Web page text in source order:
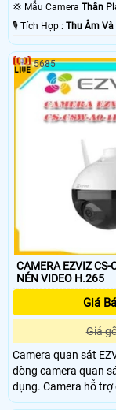
💢 Mẫu Camera Thân
️🎙 Tích Hợp : Thu Âm Và
CAMERA EZVIZ
NÉN VIDEO H.265
Giá
Giá
Camera quan sát
dòng camera quan
dụng. Camera hỗ trợ dộ phâm giải 4.0
Megapixel(2K+). Camera hỗ trợ giám sát an ninh
5685